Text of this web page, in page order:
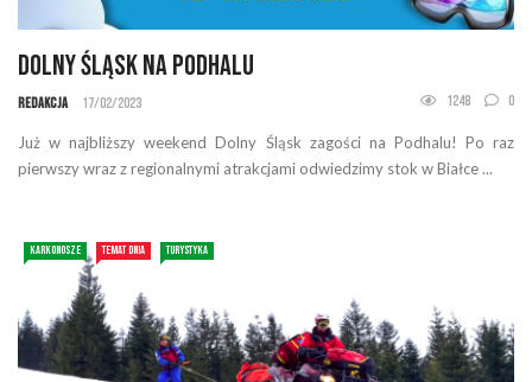
Dolny Śląsk na Podhalu
Redakcja 17/02/2023 1248 0
Już w najbliższy weekend Dolny Śląsk zagości na Podhalu! Po raz
pierwszy wraz z regionalnymi atrakcjami odwiedzimy stok w Białce ...
KARKONOSZE TEMAT DNIA TURYSTYKA